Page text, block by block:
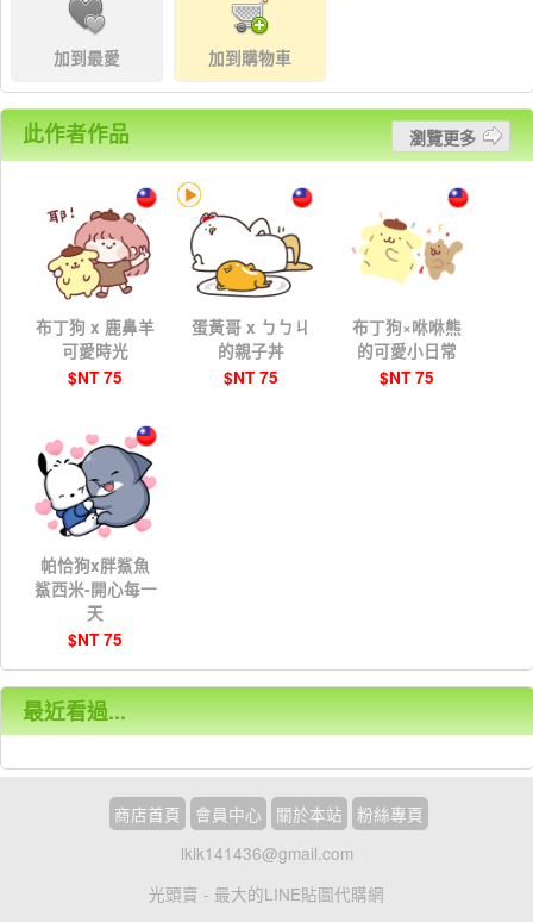
加到最愛 加到購物車
此作者作品 瀏覽更多
布丁狗 x 鹿鼻羊
可愛時光
$NT 75
蛋黃哥 x ㄅㄅㄐ
的親子丼
$NT 75
布丁狗×咻咻熊
的可愛小日常
$NT 75
帕恰狗x胖鯊魚
鯊西米-開心每一
天
$NT 75
最近看過...
商店首頁 會員中心 關於本站
粉絲專頁
lklk141436@gmail.com
光頭賣 - 最大的LINE貼圖代購網